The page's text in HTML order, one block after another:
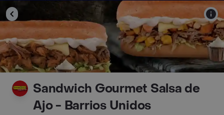
Sandwich Gourmet Salsa de
Ajo - Barrios Unidos